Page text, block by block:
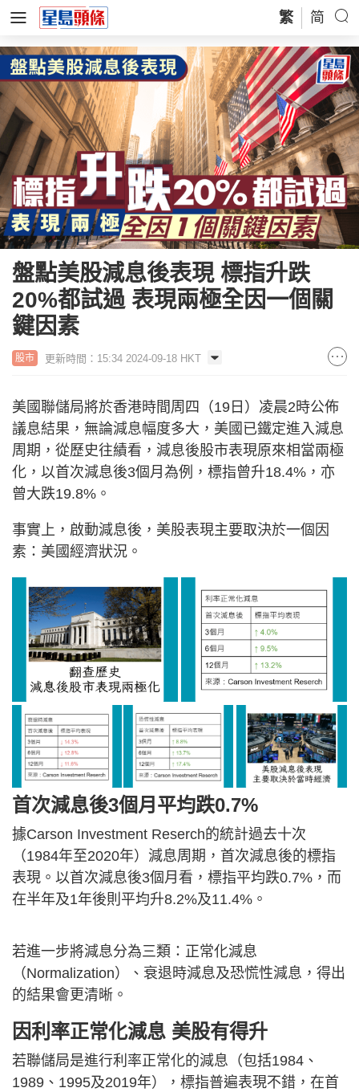
繁 简
盤點美股減息後表現 標指升跌
20%都試過 表現兩極全因一個關
鍵因素
股市 更新時間：15:34 2024-09-18 HKT
美國聯儲局將於香港時間周四（19日）凌晨2時公佈
議息結果，無論減息幅度多大，美國已鐵定進入減息
周期，從歷史往績看，減息後股市表現原來相當兩極
化，以首次減息後3個月為例，標指曾升18.4%，亦
曾大跌19.8%。
事實上，啟動減息後，美股表現主要取決於一個因
素：美國經濟狀況。
首次減息後3個月平均跌0.7%
據Carson Investment Reserch的統計過去十次
（1984年至2020年）減息周期，首次減息後的標指
表現。以首次減息後3個月看，標指平均跌0.7%，而
在半年及1年後則平均升8.2%及11.4%。
若進一步將減息分為三類：正常化減息
（Normalization）、衰退時減息及恐慌性減息，得出
的結果會更清晰。
因利率正常化減息 美股有得升
若聯儲局是進行利率正常化的減息（包括1984、
1989、1995及2019年），標指普遍表現不錯，在首